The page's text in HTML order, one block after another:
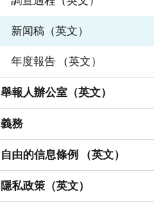
新闻稿（英文）
年度報告 （英文）
舉報人辦公室（英文）
義務
自由的信息條例 （英文）
隱私政策（英文）